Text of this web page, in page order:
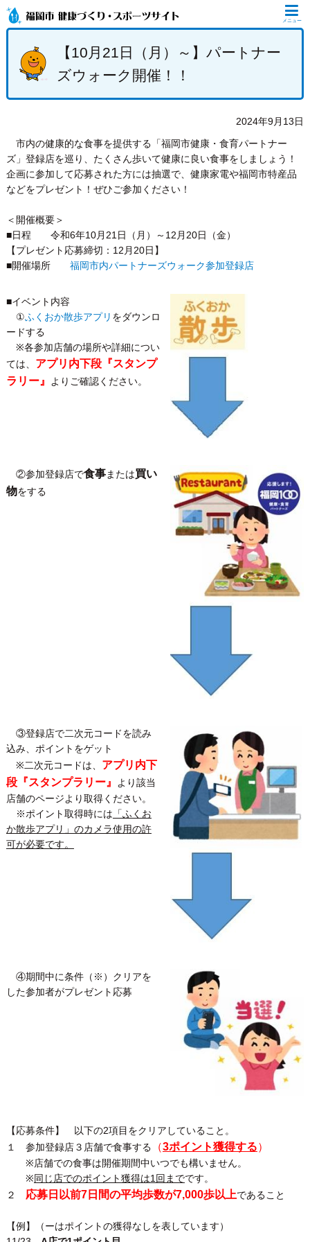
メニュー
【10月21日（月）～】パートナー
ズウォーク開催！！
2024年9月13日
市内の健康的な食事を提供する「福岡市健康・食育パートナー
ズ」登録店を巡り、たくさん歩いて健康に良い食事をしましょう！
企画に参加して応募された方には抽選で、健康家電や福岡市特産品
などをプレゼント！ぜひご参加ください！
＜開催概要＞
■日程 令和6年10月21日（月）～12月20日（金）
【プレゼント応募締切：12月20日】
■開催場所 福岡市内パートナーズウォーク参加登録店
■イベント内容
①ふくおか散歩アプリ をダウンロ
ードする
​※各参加店舗の場所や詳細につい
ては、 アプリ内下段『スタンプ
ラリー』
よりご確認ください。
②参加登録店で食事または買い
物をする
③登録店で二次元コードを読み
込み、ポイントをゲット
​※二次元コードは、 アプリ内下
段『スタンプラリー』
より該当
店舗のページより取得ください。
※ポイント取得時には 「ふくお
か散歩アプリ」のカメラ使用の許
可が必要です。
④期間中に条件（※）クリアを
した参加者がプレゼント応募
【応募条件】 以下の2項目をクリアしていること。
１ 参加登録店３店舗で食事する （3ポイント獲得する）
※店舗での食事は開催期間中いつでも構いません。
※同じ店でのポイント獲得は1回までです。
２ 応募日以前7日間の平均歩数が7,000歩以上であること
【例】（ーはポイントの獲得なしを表しています）